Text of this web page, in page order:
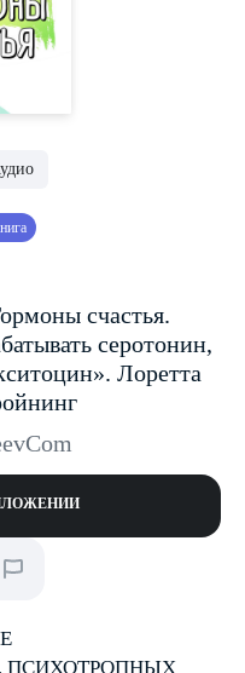
счастья.
серотонин,
Лоретта
ПСИХОТРОПНЫХ